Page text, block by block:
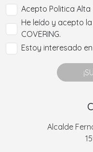
Acepto Politica Alta
He leído y acepto la
COVERING.
Estoy interesado
Alcalde